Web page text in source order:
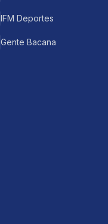
IFM Deportes
Gente Bacana